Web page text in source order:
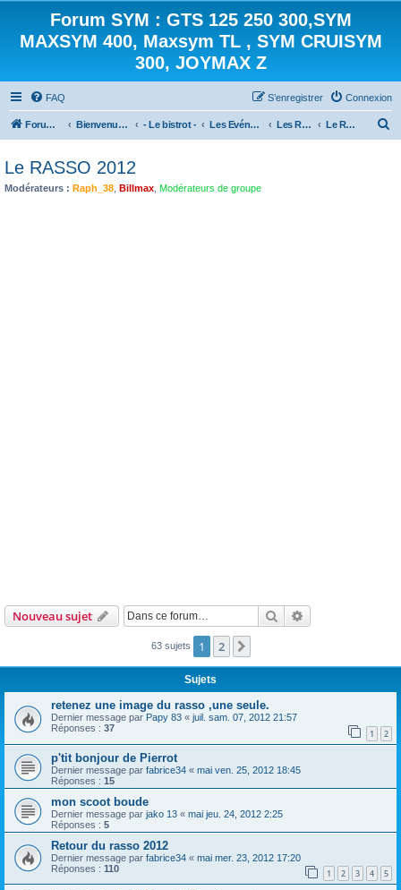
Forum SYM : GTS 125 250 300,SYM
MAXSYM 400, Maxsym TL , SYM CRUISYM
300, JOYMAX Z
FAQ Connexion
S’enregistrer
Forum des scooters SYM - GTS -MAXSYM - CRUISYM - JOYMAX - Maxsym TL Bienvenue sur le forum des scooters de la gamme SYM - Le bistrot - Les Evénements Les Rassemblements [archives] Le RASSO 2012
Le RASSO 2012
Modérateurs : Raph_38 Billmax Modérateurs de groupe
Nouveau sujet Rechercher
63 sujets 1 2
Sujets
retenez une image du rasso ,une seule.
Dernier message par Papy 83 « juil. sam. 07, 2012 21:57
Réponses : 37 1 2
p'tit bonjour de Pierrot
Dernier message par fabrice34 « mai ven. 25, 2012 18:45
Réponses : 15
mon scoot boude
Dernier message par jako 13 « mai jeu. 24, 2012 2:25
Réponses : 5
Retour du rasso 2012
Dernier message par fabrice34 « mai mer. 23, 2012 17:20
Réponses : 110 1 2 3 4 5